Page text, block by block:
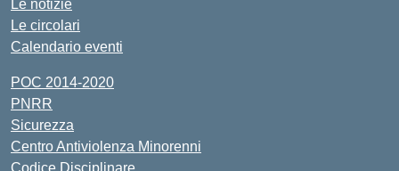
Le notizie
Le circolari
Calendario eventi
POC 2014-2020
PNRR
Sicurezza
Centro Antiviolenza Minorenni
Codice Disciplinare